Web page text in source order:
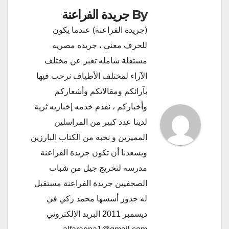
By جريدة الفراعنة
(جريدة الفراعنة) عندما يكون
للحرف معني ، جريده مصريه
مستقلة شامله تعبر عن مختلف
الآراء لمختلف الأطياف نرحب فيها
بآرائكم ومقالاتكم وأشعاركم
وأخباركم ، نقدم خدمه إخباريه ثرية
لدينا عدد كبير من المراسلين
المميزين و نخبه من الكتاب البارزين
ويسعدنا أن تكون جريدة الفراعنة
مدرسه لتخريج جيل من شباب
الصحفيين جريدة الفراعنة مستقبل
له جذور أسسها محمد زكي في
ديسمبر 2011 البريد الإلكتروني